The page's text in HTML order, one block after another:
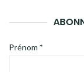
Prénom *